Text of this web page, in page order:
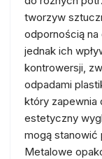
tworzyw
odpornością na
jednak ich
kontrowersji,
odpadami
który zapewnia
estetyczny
mogą stanowić
Metalowe